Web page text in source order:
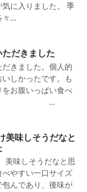
に入りました。 季
...
だきました
きました。個人的
しかったです。も
をお腹いっぱい食べ
。 ...
美味しそうだなと
美味しそうだなと思
やすい一口サイズ
んであり、後味が